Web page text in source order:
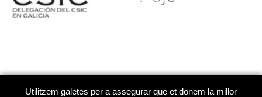
Utilitzem galetes per a assegurar que et donem la millor
Innovació. Tots els drets reservats.